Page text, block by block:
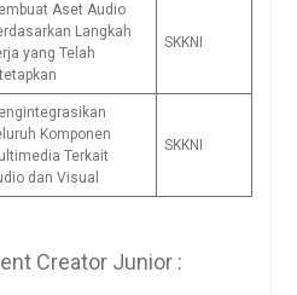
Aset Audio
Langkah
yang Telah
SKKNI
Komponen
Terkait
dan Visual
SKKNI
Creator Junior :